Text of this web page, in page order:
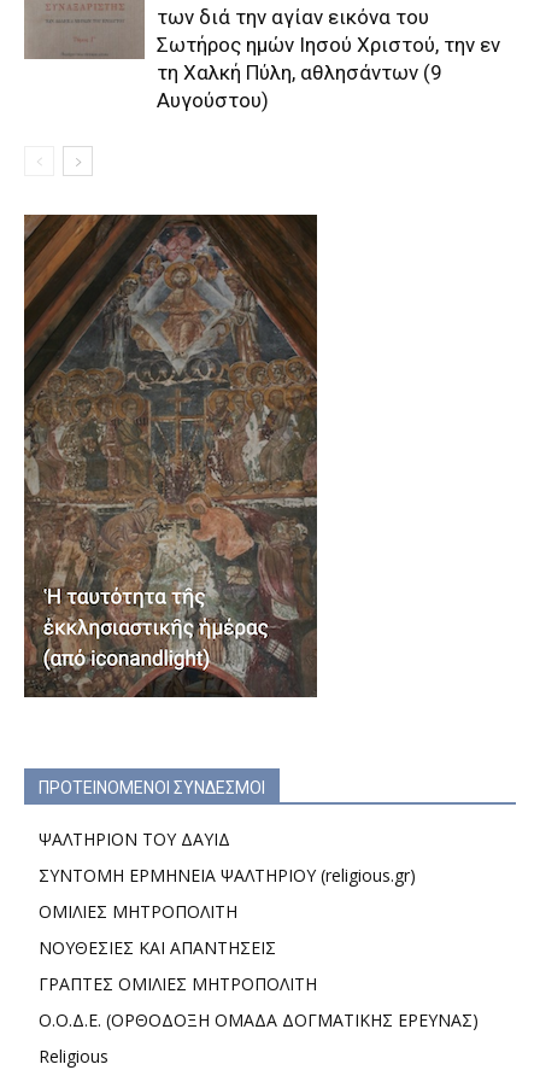
των διά την αγίαν εικόνα του
Σωτήρος ημών Iησού Xριστού, την εν
τη Xαλκή Πύλη, αθλησάντων (9
Αυγούστου)
ΠΡΟΤΕΙΝΟΜΕΝΟΙ ΣΥΝΔΕΣΜΟΙ
ΨΑΛΤΗΡΙΟΝ ΤΟΥ ΔΑΥΙΔ
ΣΥΝΤΟΜΗ ΕΡΜΗΝΕΙΑ ΨΑΛΤΗΡΙΟΥ (religious.gr)
ΟΜΙΛΙΕΣ ΜΗΤΡΟΠΟΛΙΤΗ
ΝΟΥΘΕΣΙΕΣ ΚΑΙ ΑΠΑΝΤΗΣΕΙΣ
ΓΡΑΠΤΕΣ ΟΜΙΛΙΕΣ ΜΗΤΡΟΠΟΛΙΤΗ
Ο.Ο.Δ.Ε. (ΟΡΘΟΔΟΞΗ ΟΜΑΔΑ ΔΟΓΜΑΤΙΚΗΣ ΕΡΕΥΝΑΣ)
Religious